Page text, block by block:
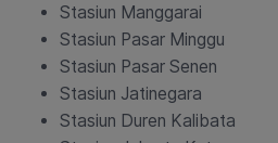
Stasiun Manggarai
Stasiun Pasar Minggu
Stasiun Pasar Senen
Stasiun Jatinegara
Stasiun Duren Kalibata